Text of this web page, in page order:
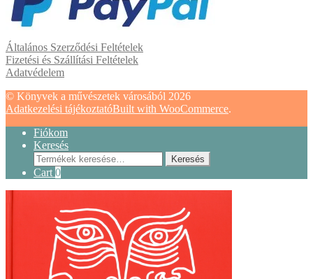
Általános Szerződési Feltételek
Fizetési és Szállítási Feltételek
Adatvédelem
© Könyvek a művészetek városából 2026
Adatkezelési tájékoztatóBuilt with WooCommerce.
Fiókom
Keresés
Keresés
a
következőre:
Keresés
Cart 0